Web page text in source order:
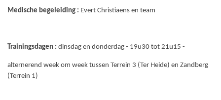
Medische begeleiding : Evert Christiaens en team
Trainingsdagen : dinsdag en donderdag - 19u30 tot 21u15 -
alternerend week om week tussen Terrein 3 (Ter Heide) en Zandberg
(Terrein 1)